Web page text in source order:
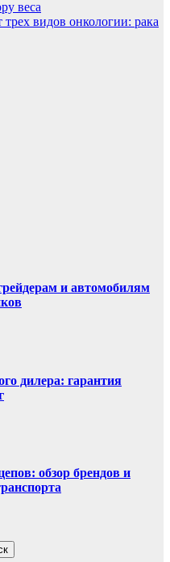
веса
видов онкологии: рака
и автомобилям
дилера: гарантия
обзор брендов и